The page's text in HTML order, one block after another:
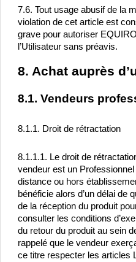
7.6. Tout usage abusif de la
violation de cet article est
grave pour autoriser
l’Utilisateur sans préavis.
8. Achat auprès
8.1. Vendeurs
8.1.1. Droit de rétractation
8.1.1.1. Le droit de
vendeur est un
distance ou hors
bénéficie alors d’un délai de
de la réception du produit
consulter les conditions
du retour du produit au sein
rappelé que le vendeur
ce titre respecter les articles